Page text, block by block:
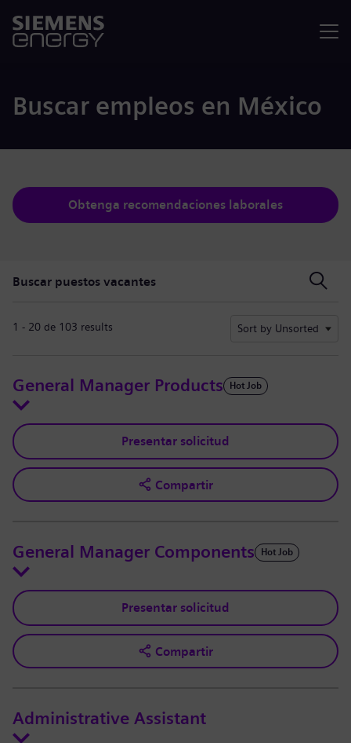
Buscar empleos en México
Obtenga recomendaciones laborales
Buscar puestos vacantes
1 - 20 de 103 results Sort by Unsorted
General Manager Products Hot Job
Presentar solicitud
Compartir
General Manager Components Hot Job
Presentar solicitud
Compartir
Administrative Assistant